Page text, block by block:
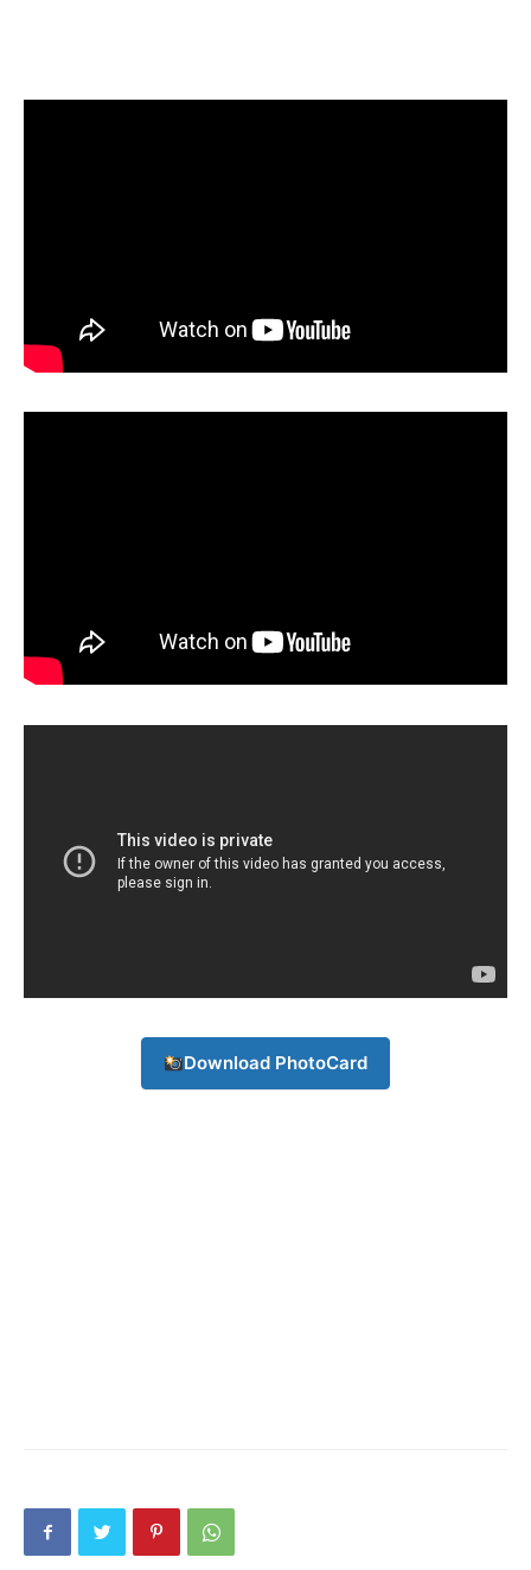
Company
Download PhotoCard
Download PhotoCard